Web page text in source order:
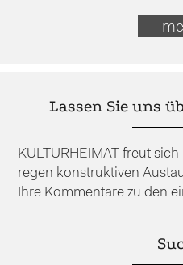
Lassen Sie uns
KULTURHEIMAT freut
regen konstruktiven
Ihre Kommentare zu den